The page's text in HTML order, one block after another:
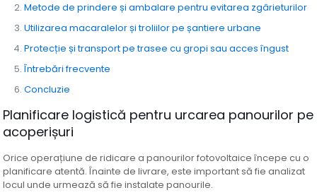
Metode de prindere și ambalare pentru evitarea zgârieturilor
Utilizarea macaralelor și troliilor pe șantiere urbane
Protecție și transport pe trasee cu gropi sau acces îngust
Întrebări frecvente
Concluzie
Planificare logistică pentru urcarea panourilor pe
acoperișuri
Orice operațiune de ridicare a panourilor fotovoltaice începe cu o
planificare atentă. Înainte de livrare, este important să fie analizat
locul unde urmează să fie instalate panourile.